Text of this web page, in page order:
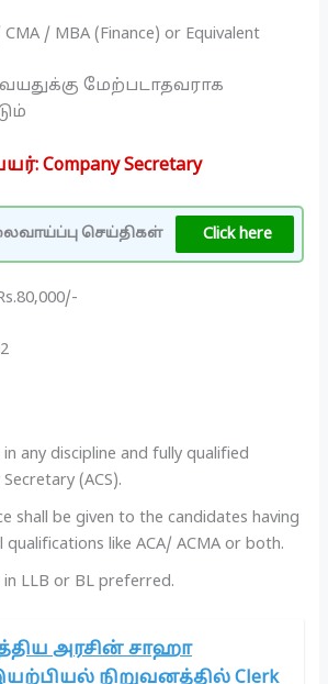
CMA / MBA (Finance) or Equivalent
வயதுக்கு மேற்படாதவராக
Company Secretary
செய்திகள் Click here
any discipline and fully qualified
(ACS).
shall be given to the candidates having
qualifications like ACA/ ACMA or both.
in LLB or BL preferred.
அரசின் சாஹா
நிறுவனத்தில் Clerk